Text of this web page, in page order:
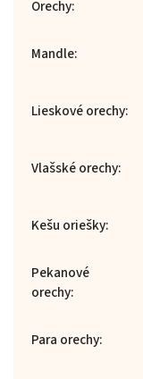
Orechy:
Mandle:
Lieskové orechy:
Vlašské orechy:
Kešu oriešky:
Pekanové
orechy:
Para orechy: